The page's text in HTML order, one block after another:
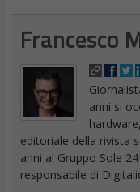
Francesco
anni si
editoriale della rivista
anni al Gruppo Sole
responsabile di